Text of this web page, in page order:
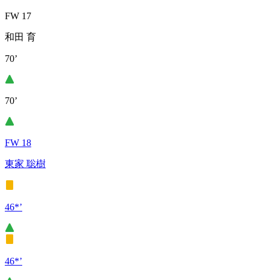
FW 17
和田 育
70’
70’
FW 18
東家 聡樹
46*’
46*’